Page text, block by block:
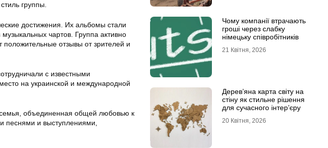
группы.
достижения. Их альбомы стали
чартов. Группа активно
отзывы от зрителей и
с известными
на украинской и международной
объединенная общей любовью к
песнями и выступлениями,
Чому компанії втрачають
гроші через слабку
німецьку співробітників
21 Квітня, 2026
Дерев’яна карта світу на
стіну як стильне рішення
для сучасного інтер’єру
20 Квітня, 2026